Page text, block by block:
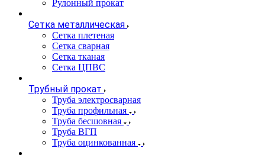
Рулонный прокат
Сетка металлическая
Сетка плетеная
Сетка сварная
Сетка тканая
Сетка ЦПВС
Трубный прокат
Труба электросварная
Труба профильная
Труба бесшовная
Труба ВГП
Труба оцинкованная